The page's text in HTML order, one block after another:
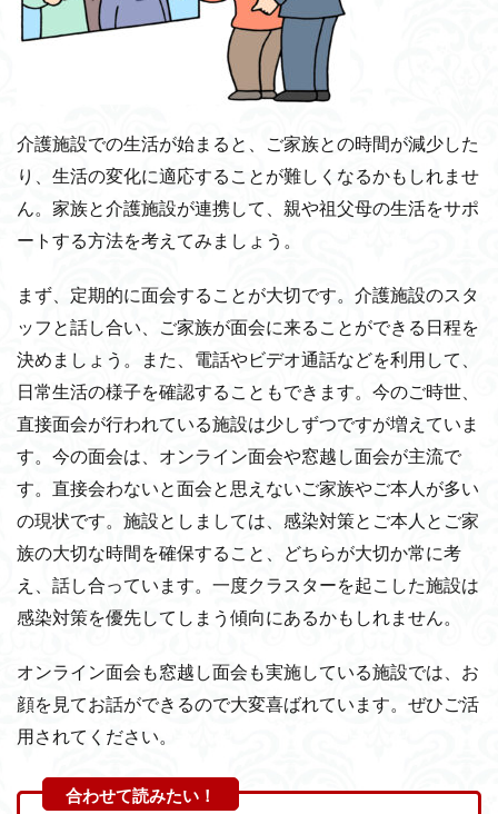
介護施設での生活が始まると、ご家族との時間が減少した
り、生活の変化に適応することが難しくなるかもしれませ
ん。家族と介護施設が連携して、親や祖父母の生活をサポ
ートする方法を考えてみましょう。
まず、定期的に面会することが大切です。介護施設のスタ
ッフと話し合い、ご家族が面会に来ることができる日程を
決めましょう。また、電話やビデオ通話などを利用して、
日常生活の様子を確認することもできます。今のご時世、
直接面会が行われている施設は少しずつですが増えていま
す。今の面会は、オンライン面会や窓越し面会が主流で
す。直接会わないと面会と思えないご家族やご本人が多い
の現状です。施設としましては、感染対策とご本人とご家
族の大切な時間を確保すること、どちらが大切か常に考
え、話し合っています。一度クラスターを起こした施設は
感染対策を優先してしまう傾向にあるかもしれません。
オンライン面会も窓越し面会も実施している施設では、お
顔を見てお話ができるので大変喜ばれています。ぜひご活
用されてください。